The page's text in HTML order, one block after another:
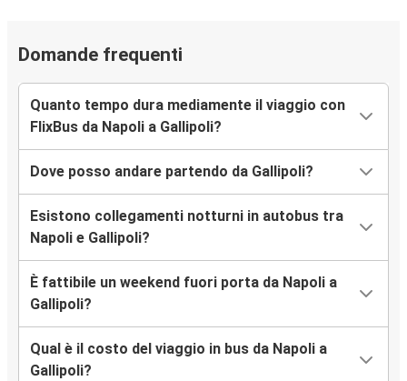
Domande frequenti
Quanto tempo dura mediamente il viaggio con
FlixBus da Napoli a Gallipoli?
Dove posso andare partendo da Gallipoli?
Esistono collegamenti notturni in autobus tra
Napoli e Gallipoli?
È fattibile un weekend fuori porta da Napoli a
Gallipoli?
Qual è il costo del viaggio in bus da Napoli a
Gallipoli?